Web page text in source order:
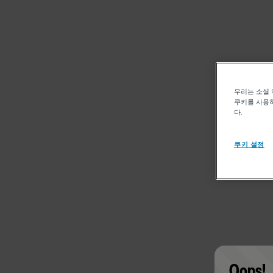
우리는 소셜
쿠키를 사용
다.
쿠키 설정